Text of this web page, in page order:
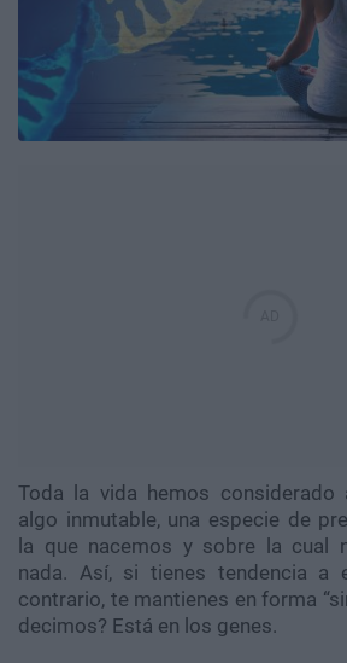
Toda la vida hemos
algo inmutable, una especie de
la que nacemos y sobre la cual
nada. Así, si tienes tendencia a
contrario, te mantienes en forma
decimos? Está en los genes.